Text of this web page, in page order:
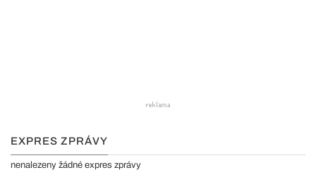
EXPRES ZPRÁVY
nenalezeny žádné expres zprávy